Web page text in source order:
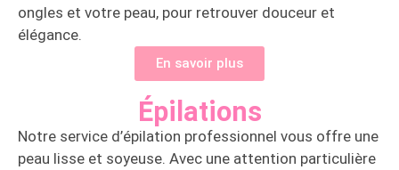
ongles et votre peau, pour retrouver douceur et
élégance.
En savoir plus
Épilations
Notre service d’épilation professionnel vous offre une
peau lisse et soyeuse. Avec une attention particulière